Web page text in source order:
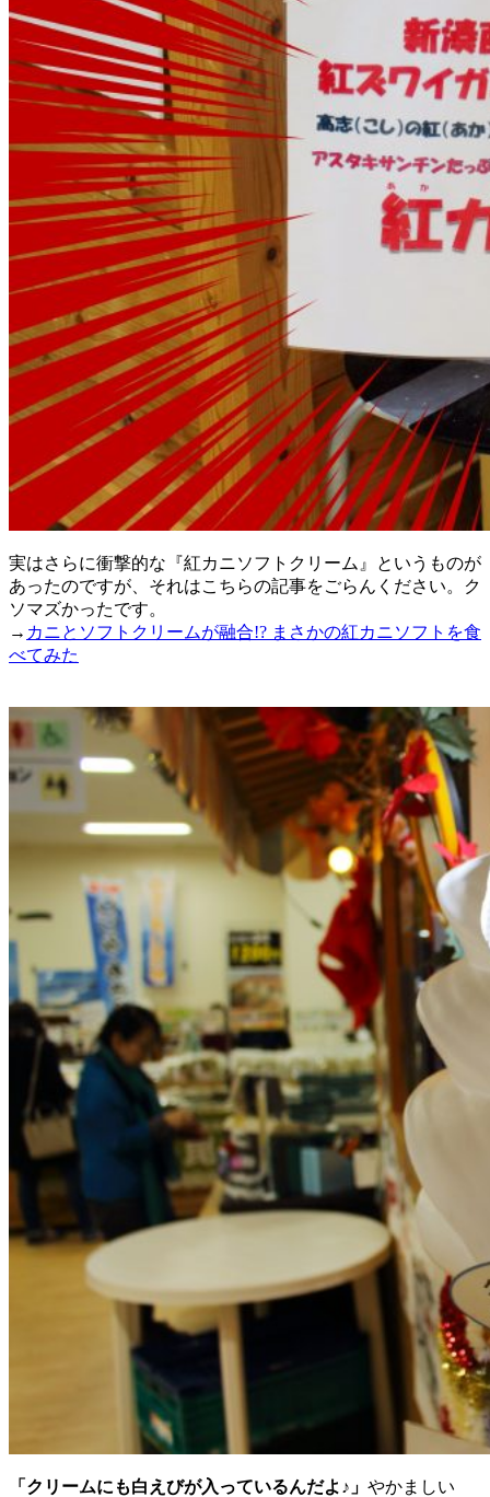
実はさらに衝撃的な『紅カニソフトクリーム』というものが
あったのですが、それはこちらの記事をごらんください。ク
ソマズかったです。
→ カニとソフトクリームが融合!? まさかの紅カニソフトを食
べてみた
「クリームにも白えびが入っているんだよ♪」 やかましい